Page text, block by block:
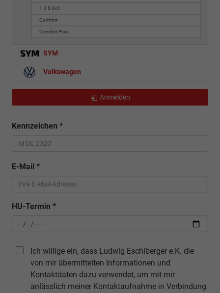
1.4 S 4x4
Comfort
Comfort Plus
SYM
Volkswagen
Anmelden
Kennzeichen *
E-Mail *
HU-Termin *
Ich willige ein, dass Ludwig Eschlberger e.K. die
von mir übermittelten Informationen und
Kontaktdaten dazu verwendet, um mit mir
anlässlich meiner Kontaktaufnahme in Verbindung